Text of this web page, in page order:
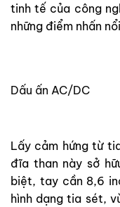
tinh tế của công
những điểm nhấn
Dấu ấn AC/DC
Lấy cảm hứng từ
đĩa than này sở
biệt, tay cần 8,6
hình dạng tia sét,